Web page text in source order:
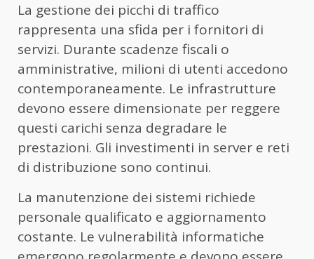
La gestione dei picchi di traffico
rappresenta una sfida per i fornitori di
servizi. Durante scadenze fiscali o
amministrative, milioni di utenti accedono
contemporaneamente. Le infrastrutture
devono essere dimensionate per reggere
questi carichi senza degradare le
prestazioni. Gli investimenti in server e reti
di distribuzione sono continui.
La manutenzione dei sistemi richiede
personale qualificato e aggiornamento
costante. Le vulnerabilità informatiche